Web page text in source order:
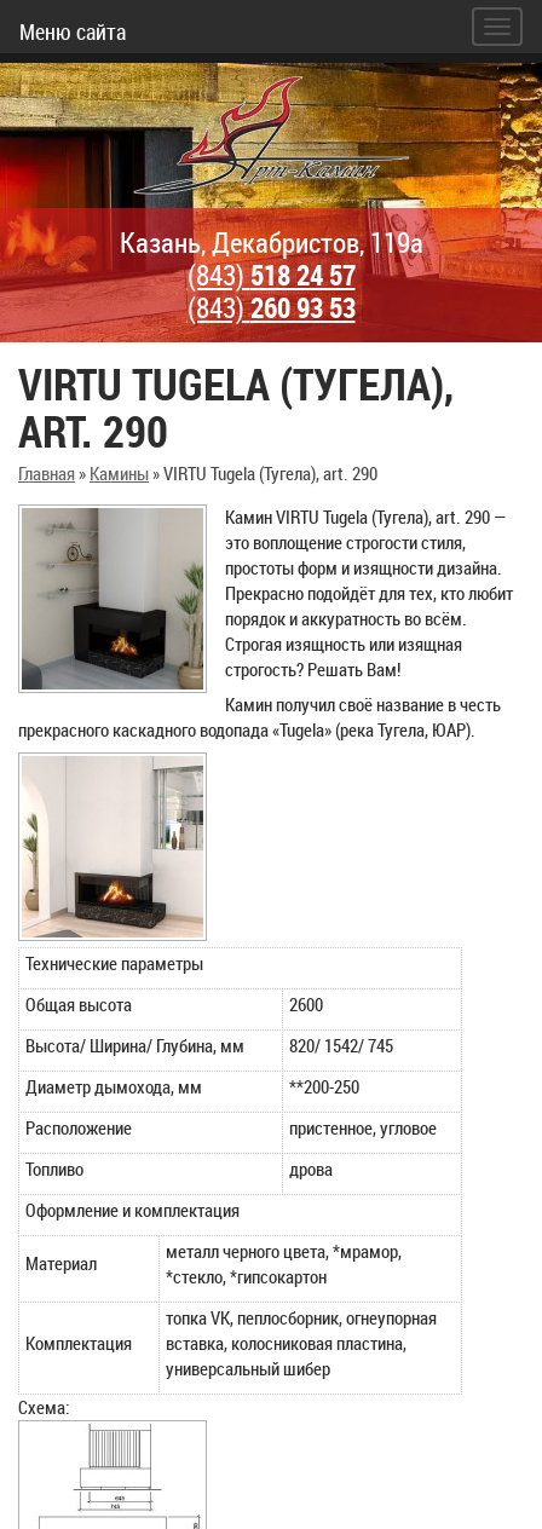
Меню сайта
Казань, Декабристов, 119а
(843)518 24 57
(843)260 93 53
VIRTU TUGELA (ТУГЕЛА),
ART. 290
Главная» Камины»VIRTU Tugela (Тугела), art. 290
Камин VIRTU Tugela (Тугела), art. 290 —
это воплощение строгости стиля,
простоты форм и изящности дизайна.
Прекрасно подойдёт для тех, кто любит
порядок и аккуратность во всём.
Строгая изящность или изящная
строгость? Решать Вам!
Камин получил своё название в честь
прекрасного каскадного водопада «Tugela» (река Тугела, ЮАР).
Технические параметры
Общая высота
2600
Высота/ Ширина/ Глубина, мм
820/ 1542/ 745
Диаметр дымохода, мм
**200-250
Расположение
пристенное, угловое
Топливо
дрова
Оформление и комплектация
Материал
металл черного цвета, *мрамор,
*стекло, *гипсокартон
Комплектация
топка VK, пеплосборник, огнеупорная
вставка, колосниковая пластина,
универсальный шибер
Схема: